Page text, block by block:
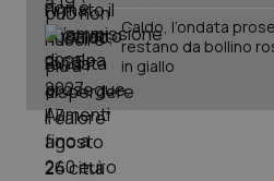
Caldo, l’ondata
restano da bollino
in giallo